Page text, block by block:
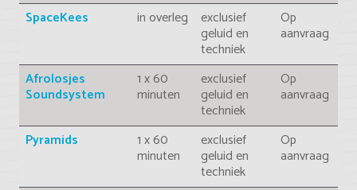
SpaceKees in overleg exclusief
geluid en
techniek
Op
aanvraag
Afrolosjes
Soundsystem
1 x 60
minuten
exclusief
geluid en
techniek
Op
aanvraag
Pyramids 1 x 60
minuten
exclusief
geluid en
techniek
Op
aanvraag